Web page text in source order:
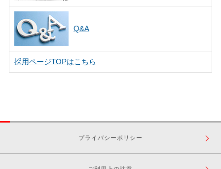
Q&A
採用ページTOPはこちら
プライバシーポリシー